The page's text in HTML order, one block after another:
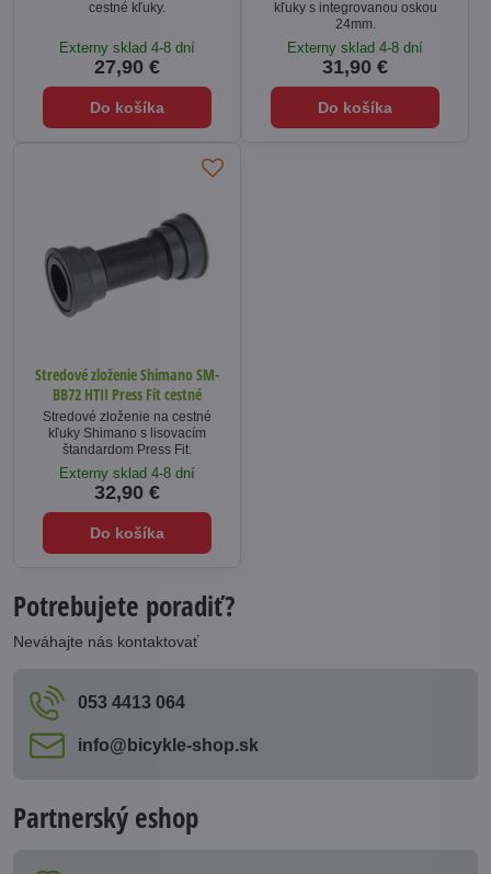
cestné kľuky.
Externy sklad 4-8 dní
27,90 €
Do košíka
kľuky s integrovanou oskou
24mm.
Externy sklad 4-8 dní
31,90 €
Do košíka
Stredové zloženie Shimano SM-
BB72 HTII Press Fit cestné
Stredové zloženie na cestné
kľuky Shimano s lisovacím
štandardom Press Fit.
Externy sklad 4-8 dní
32,90 €
Do košíka
Potrebujete poradiť?
Neváhajte nás kontaktovať
053 4413 064
info​@bicykle-shop​.sk
Partnerský eshop